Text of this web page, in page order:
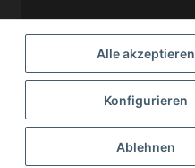
Alle akzeptieren
Konfigurieren
Ablehnen